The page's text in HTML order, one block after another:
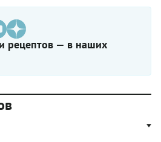
рецептов — в наших